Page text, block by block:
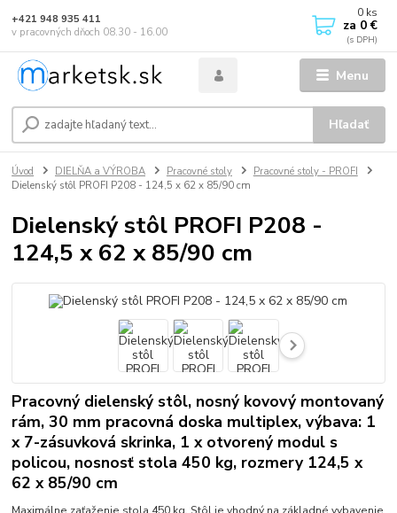
Menu
Hľadať
+421 948 935 411
v pracovných dňoch 08.30 - 16.00
0 ks
za 0 €
Úvod DIELŇA a VÝROBA Pracovné stoly
Pracovné stoly - PROFI
Dielenský stôl PROFI P208 - 124,5 x 62 x 85/90 cm
Dielenský stôl PROFI P208 -
124,5 x 62 x 85/90 cm
Pracovný dielenský stôl, nosný kovový montovaný
rám, 30 mm pracovná doska multiplex, výbava: 1
x 7-zásuvková skrinka, 1 x otvorený modul s
policou, nosnosť stola 450 kg, rozmery 124,5 x
62 x 85/90 cm
Maximálne zaťaženie stola 450 kg. Stôl je vhodný na základné vybavenie